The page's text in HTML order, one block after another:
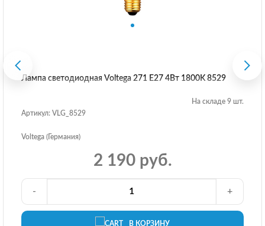
Лампа светодиодная Voltega 271 E27 4Вт 1800K 8529
На складе 9 шт.
Артикул: VLG_8529
Voltega (Германия)
2 190 руб.
В КОРЗИНУ
- +